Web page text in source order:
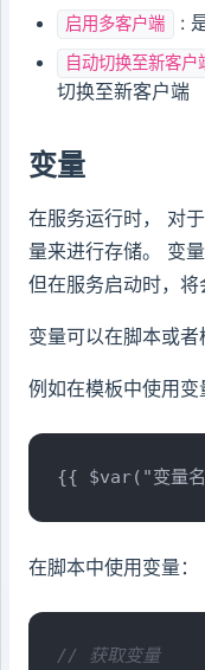
启用多客户端 :
自动切换至新客户
切换至新客户端
变量
在服务运行时， 对
量来进行存储。 变
但在服务启动时，将
变量可以在脚本或者
例如在模板中使用变
{{ $var("变量
在脚本中使用变量：
// 获取变量